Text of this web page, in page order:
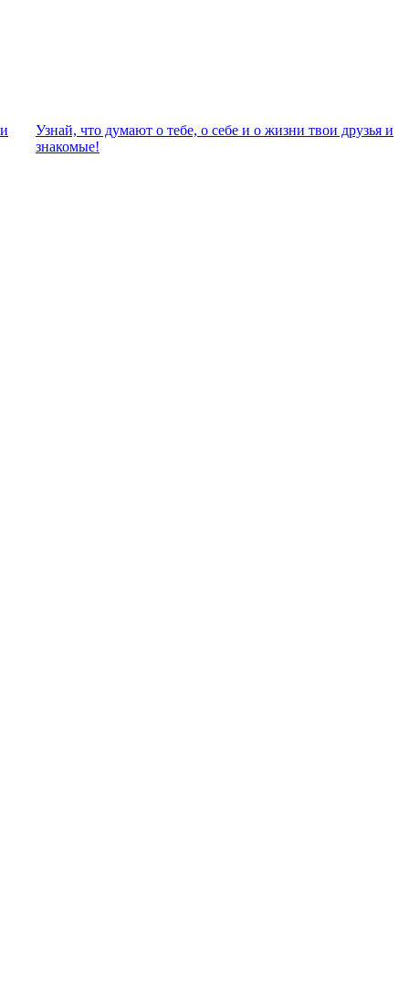
Узнай, что думают о тебе, о себе и о жизни твои друзья и
знакомые!